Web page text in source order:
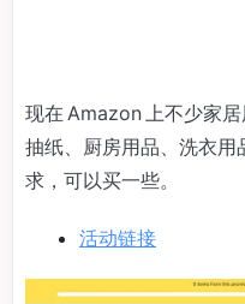
现在 Amazon 上不少家
抽纸、厨房用品、洗衣用
求，可以买一些。
活动链接